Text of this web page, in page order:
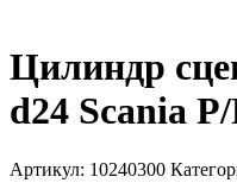
Цилиндр
d24 Scania
Артикул: 10240300